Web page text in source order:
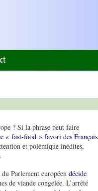
? Si la phrase peut faire
« fast-food » favori des Français
et polémique inédites,
Parlement européen décide
de viande congelée. L’arrêté